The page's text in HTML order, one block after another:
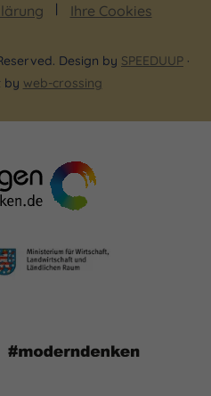
Ihre Cookies
Design by SPEEDUUP ·
by web-crossing